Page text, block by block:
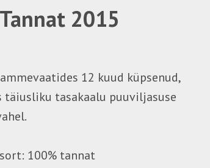
2015
12 kuud küpsenud,
täiusliku tasakaalu puuviljasuse
100% tannat